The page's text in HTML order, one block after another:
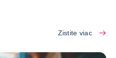
Zistite viac